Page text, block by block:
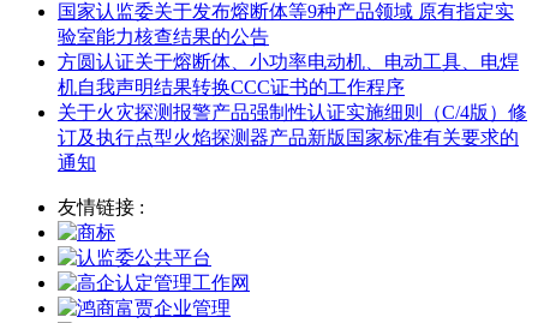
国家认监委关于发布熔断体等9种产品领域 原有指定实
验室能力核查结果的公告
方圆认证关于熔断体、小功率电动机、电动工具、电焊
机自我声明结果转换CCC证书的工作程序
关于火灾探测报警产品强制性认证实施细则（C/4版）修
订及执行点型火焰探测器产品新版国家标准有关要求的
通知
友情链接 :